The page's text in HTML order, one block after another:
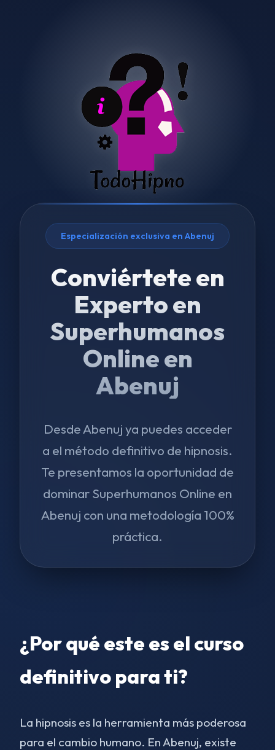
Especialización exclusiva en Abenuj
Conviértete en
Experto en
Superhumanos
Online en
Abenuj
Desde Abenuj ya puedes acceder
a el método definitivo de hipnosis.
Te presentamos la oportunidad de
dominar Superhumanos Online en
Abenuj con una metodología 100%
práctica.
¿Por qué este es el curso
definitivo para ti?
La hipnosis es la herramienta más poderosa
para el cambio humano. En Abenuj, existe